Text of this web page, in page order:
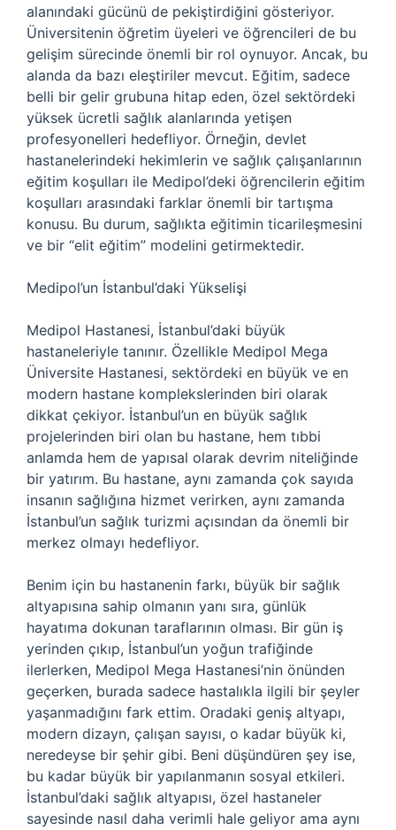
alanındaki gücünü de pekiştirdiğini gösteriyor.
Üniversitenin öğretim üyeleri ve öğrencileri de bu
gelişim sürecinde önemli bir rol oynuyor. Ancak, bu
alanda da bazı eleştiriler mevcut. Eğitim, sadece
belli bir gelir grubuna hitap eden, özel sektördeki
yüksek ücretli sağlık alanlarında yetişen
profesyonelleri hedefliyor. Örneğin, devlet
hastanelerindeki hekimlerin ve sağlık çalışanlarının
eğitim koşulları ile Medipol’deki öğrencilerin eğitim
koşulları arasındaki farklar önemli bir tartışma
konusu. Bu durum, sağlıkta eğitimin ticarileşmesini
ve bir “elit eğitim” modelini getirmektedir.
Medipol’un İstanbul’daki Yükselişi
Medipol Hastanesi, İstanbul’daki büyük
hastaneleriyle tanınır. Özellikle Medipol Mega
Üniversite Hastanesi, sektördeki en büyük ve en
modern hastane komplekslerinden biri olarak
dikkat çekiyor. İstanbul’un en büyük sağlık
projelerinden biri olan bu hastane, hem tıbbi
anlamda hem de yapısal olarak devrim niteliğinde
bir yatırım. Bu hastane, aynı zamanda çok sayıda
insanın sağlığına hizmet verirken, aynı zamanda
İstanbul’un sağlık turizmi açısından da önemli bir
merkez olmayı hedefliyor.
Benim için bu hastanenin farkı, büyük bir sağlık
altyapısına sahip olmanın yanı sıra, günlük
hayatıma dokunan taraflarının olması. Bir gün iş
yerinden çıkıp, İstanbul’un yoğun trafiğinde
ilerlerken, Medipol Mega Hastanesi’nin önünden
geçerken, burada sadece hastalıkla ilgili bir şeyler
yaşanmadığını fark ettim. Oradaki geniş altyapı,
modern dizayn, çalışan sayısı, o kadar büyük ki,
neredeyse bir şehir gibi. Beni düşündüren şey ise,
bu kadar büyük bir yapılanmanın sosyal etkileri.
İstanbul’daki sağlık altyapısı, özel hastaneler
sayesinde nasıl daha verimli hale geliyor ama aynı